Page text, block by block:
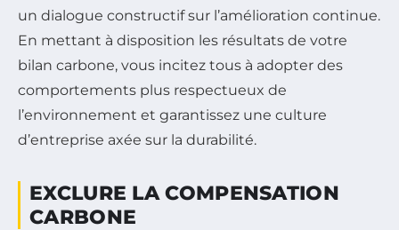
un dialogue constructif sur l’amélioration continue.
En mettant à disposition les résultats de votre
bilan carbone, vous incitez tous à adopter des
comportements plus respectueux de
l’environnement et garantissez une culture
d’entreprise axée sur la durabilité.
EXCLURE LA COMPENSATION
CARBONE